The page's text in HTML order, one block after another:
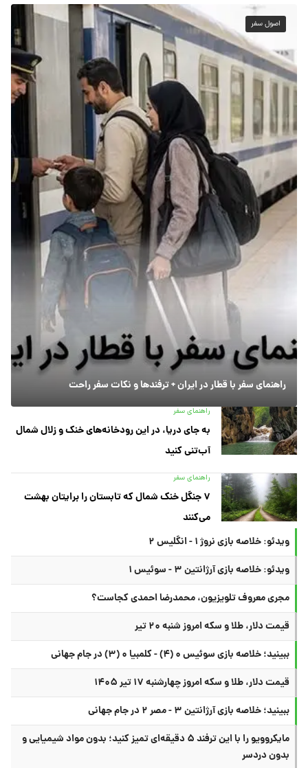
اصول سفر
راهنمای سفر با قطار در ایران + ترفندها و نکات سفر راحت
راهنمای سفر
به جای دریا، در این رودخانه‌های خنک و زلال شمال
آب‌تنی کنید
راهنمای سفر
۷ جنگل خنک شمال که تابستان را برایتان بهشت
می‌کنند
ویدئو: خلاصه بازی نروژ ۱ - انگلیس ۲
ویدئو: خلاصه بازی آرژانتین ۳ - سوئیس ۱
مجری معروف تلویزیون، محمدرضا احمدی کجاست؟
قیمت دلار، طلا و سکه امروز شنبه ۲۰ تیر
ببینید؛ خلاصه بازی سوئیس ۰ (۴) - کلمبیا ۰ (۳) در جام جهانی
قیمت دلار، طلا و سکه امروز چهارشنبه ۱۷ تیر ۱۴۰۵
ببینید؛ خلاصه بازی آرژانتین ۳ - مصر ۲ در جام جهانی
مایکروویو را با این ترفند ۵ دقیقه‌ای تمیز کنید؛ بدون مواد شیمیایی و
بدون دردسر